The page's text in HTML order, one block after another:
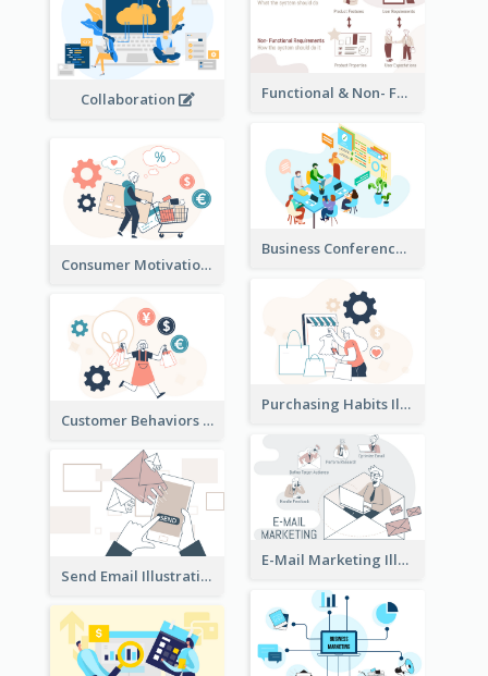
Collaboration Functional & Non- Functional Requirements Illustration
Business Conference Illustration
Consumer Motivation Illustration
Purchasing Habits Illustration
Customer Behaviors Illustration
E-Mail Marketing Illustration
Send Email Illustration